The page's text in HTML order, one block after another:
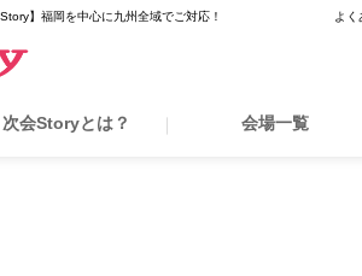
】福岡を中心に九州全域でご対応！ よく
次会Storyとは？ 会場一覧